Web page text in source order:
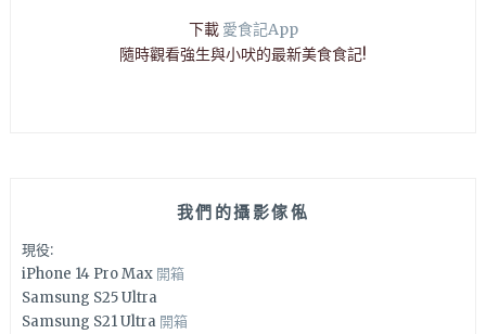
下載 愛食記App
隨時觀看強生與小吠的最新美食食記!
我們的攝影傢俬
現役:
iPhone 14 Pro Max 開箱
Samsung S25 Ultra
Samsung S21 Ultra 開箱